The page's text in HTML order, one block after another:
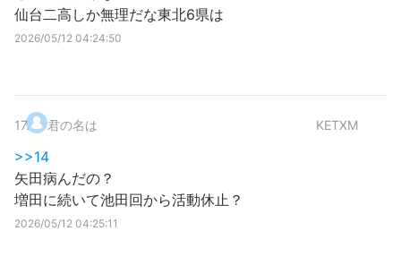
仙台二高しか無理だな東北6県は
2026/05/12 04:24:50
17. 君の名は KETXM
>>14
矢田病んだの？
増田に続いて池田回から活動休止？
2026/05/12 04:25:11